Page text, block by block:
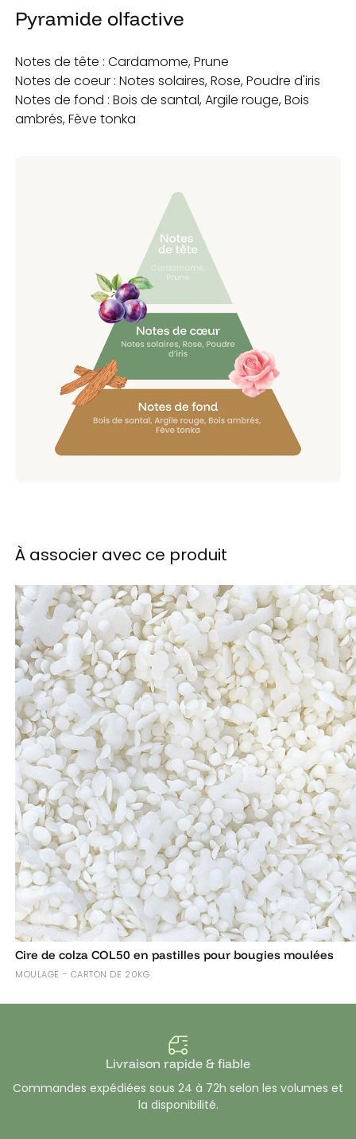
Pyramide olfactive
Notes de tête : Cardamome, Prune
Notes de coeur : Notes solaires, Rose, Poudre d'iris
Notes de fond : Bois de santal, Argile rouge, Bois
ambrés, Fève tonka
À associer avec ce produit
Cire de colza COL50 en pastilles pour bougies moulées
MOULAGE - CARTON DE 20KG
Livraison rapide & fiable
Commandes expédiées sous 24 à 72h selon les volumes et
la disponibilité.